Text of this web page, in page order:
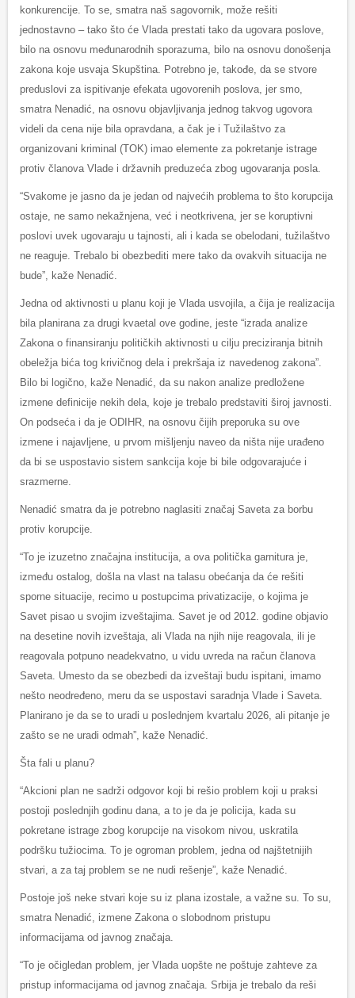
konkurencije. To se, smatra naš sagovornik, može rešiti
jednostavno – tako što će Vlada prestati tako da ugovara poslove,
bilo na osnovu međunarodnih sporazuma, bilo na osnovu donošenja
zakona koje usvaja Skupština. Potrebno je, takođe, da se stvore
preduslovi za ispitivanje efekata ugovorenih poslova, jer smo,
smatra Nenadić, na osnovu objavljivanja jednog takvog ugovora
videli da cena nije bila opravdana, a čak je i Tužilaštvo za
organizovani kriminal (TOK) imao elemente za pokretanje istrage
protiv članova Vlade i državnih preduzeća zbog ugovaranja posla.
“Svakome je jasno da je jedan od najvećih problema to što korupcija
ostaje, ne samo nekažnjena, već i neotkrivena, jer se koruptivni
poslovi uvek ugovaraju u tajnosti, ali i kada se obelodani, tužilaštvo
ne reaguje. Trebalo bi obezbediti mere tako da ovakvih situacija ne
bude”, kaže Nenadić.
Jedna od aktivnosti u planu koji je Vlada usvojila, a čija je realizacija
bila planirana za drugi kvaetal ove godine, jeste “izrada analize
Zakona o finansiranju političkih aktivnosti u cilju preciziranja bitnih
obeležja bića tog krivičnog dela i prekršaja iz navedenog zakona”.
Bilo bi logično, kaže Nenadić, da su nakon analize predložene
izmene definicije nekih dela, koje je trebalo predstaviti široj javnosti.
On podseća i da je ODIHR, na osnovu čijih preporuka su ove
izmene i najavljene, u prvom mišljenju naveo da ništa nije urađeno
da bi se uspostavio sistem sankcija koje bi bile odgovarajuće i
srazmerne.
Nenadić smatra da je potrebno naglasiti značaj Saveta za borbu
protiv korupcije.
“To je izuzetno značajna institucija, a ova politička garnitura je,
između ostalog, došla na vlast na talasu obećanja da će rešiti
sporne situacije, recimo u postupcima privatizacije, o kojima je
Savet pisao u svojim izveštajima. Savet je od 2012. godine objavio
na desetine novih izveštaja, ali Vlada na njih nije reagovala, ili je
reagovala potpuno neadekvatno, u vidu uvreda na račun članova
Saveta. Umesto da se obezbedi da izveštaji budu ispitani, imamo
nešto neodređeno, meru da se uspostavi saradnja Vlade i Saveta.
Planirano je da se to uradi u poslednjem kvartalu 2026, ali pitanje je
zašto se ne uradi odmah”, kaže Nenadić.
Šta fali u planu?
“Akcioni plan ne sadrži odgovor koji bi rešio problem koji u praksi
postoji poslednjih godinu dana, a to je da je policija, kada su
pokretane istrage zbog korupcije na visokom nivou, uskratila
podršku tužiocima. To je ogroman problem, jedna od najštetnijih
stvari, a za taj problem se ne nudi rešenje”, kaže Nenadić.
Postoje još neke stvari koje su iz plana izostale, a važne su. To su,
smatra Nenadić, izmene Zakona o slobodnom pristupu
informacijama od javnog značaja.
“To je očigledan problem, jer Vlada uopšte ne poštuje zahteve za
pristup informacijama od javnog značaja. Srbija je trebalo da reši